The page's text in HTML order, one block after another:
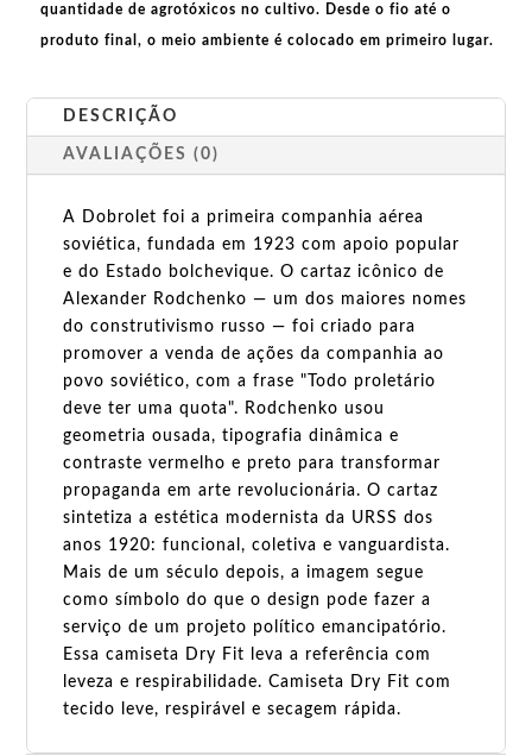
quantidade de agrotóxicos no cultivo. Desde o fio até o
produto final, o meio ambiente é colocado em primeiro lugar.
DESCRIÇÃO
AVALIAÇÕES (0)
A Dobrolet foi a primeira companhia aérea
soviética, fundada em 1923 com apoio popular
e do Estado bolchevique. O cartaz icônico de
Alexander Rodchenko — um dos maiores nomes
do construtivismo russo — foi criado para
promover a venda de ações da companhia ao
povo soviético, com a frase "Todo proletário
deve ter uma quota". Rodchenko usou
geometria ousada, tipografia dinâmica e
contraste vermelho e preto para transformar
propaganda em arte revolucionária. O cartaz
sintetiza a estética modernista da URSS dos
anos 1920: funcional, coletiva e vanguardista.
Mais de um século depois, a imagem segue
como símbolo do que o design pode fazer a
serviço de um projeto político emancipatório.
Essa camiseta Dry Fit leva a referência com
leveza e respirabilidade. Camiseta Dry Fit com
tecido leve, respirável e secagem rápida.